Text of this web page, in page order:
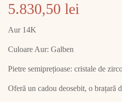
5.830,50 lei
Aur 14K
Culoare Aur: Galben
Pietre semiprețioase: cristale de
Oferă un cadou deosebit, o brațară